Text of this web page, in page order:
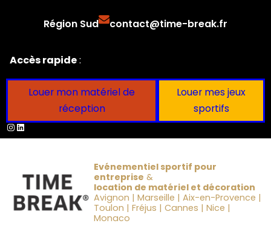
Région Sud contact@time-break.fr
Accès rapide:
Louer mon matériel de
réception
Louer mes jeux
sportifs
Instagram
LinkedIn
Evénementiel sportif pour
entreprise &
location de matériel et décoration
Avignon | Marseille | Aix-en-Provence |
Toulon | Fréjus | Cannes | Nice |
Monaco